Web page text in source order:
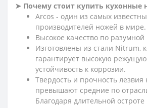
➤ Почему стоит купить кухонные
Arcos - один из самых
производителей ножей в мире.
Высокое качество по разумной
Изготовлены из стали Nitrum,
гарантирует высокую
устойчивость к коррозии.
Твердость и прочность лезвия
превышают средние по
Благодаря длительной